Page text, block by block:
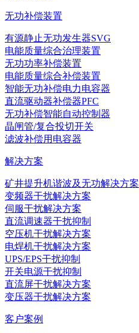
无功补偿装置
有源静止无功发生器SVG
电能质量综合治理装置
无功功率补偿装置
电能质量综合补偿装置
智能无功补偿电力电容器
直流驱动器补偿器PFC
无功补偿智能自动控制器
晶闸管/复合投切开关
滤波补偿用电容器
解决方案
矿井提升机谐波及无功解决方案
变频器干扰解决方案
伺服干扰解决方案
直流调速器干扰抑制
空压机干扰解决方案
电焊机干扰解决方案
UPS/EPS干扰抑制
开关电源干扰抑制
直流屏干扰解决方案
变压器干扰解决方案
客户案例